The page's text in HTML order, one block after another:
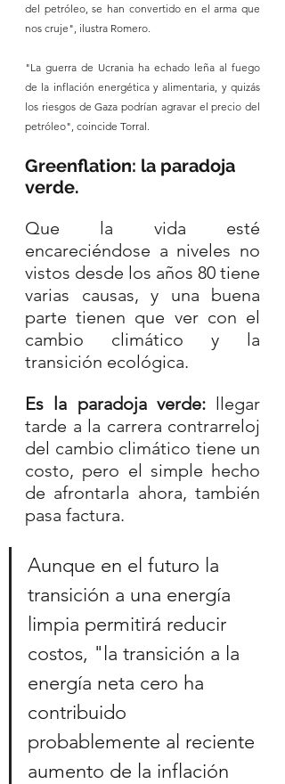
del petróleo, se han convertido en el arma que
nos cruje", ilustra Romero.
"La guerra de Ucrania ha echado leña al fuego
de la inflación energética y alimentaria, y quizás
los riesgos de Gaza podrían agravar el precio del
petróleo", coincide Torral.
Greenflation: la paradoja
verde.
Que la vida esté
encareciéndose a niveles no
vistos desde los años 80 tiene
varias causas, y una buena
parte tienen que ver con el
cambio climático y la
transición ecológica.
Es la paradoja verde: llegar
tarde a la carrera contrarreloj
del cambio climático tiene un
costo, pero el simple hecho
de afrontarla ahora, también
pasa factura.
Aunque en el futuro la
transición a una energía
limpia permitirá reducir
costos, "la transición a la
energía neta cero ha
contribuido
probablemente al reciente
aumento de la inflación